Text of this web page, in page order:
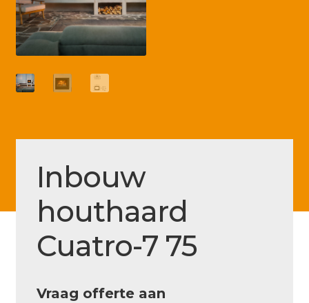
Blog
Contact
FAQ
Klantenservice
Betaalmethode
Inbouw
houthaard
Cuatro-7 75
Vraag offerte aan